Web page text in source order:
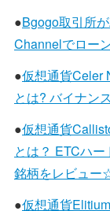
●Bgogo取引所
Channelでロー
●仮想通貨Celer
とは? バイナン
●仮想通貨
とは？ ETCハ
銘柄をレビュー
●仮想通貨